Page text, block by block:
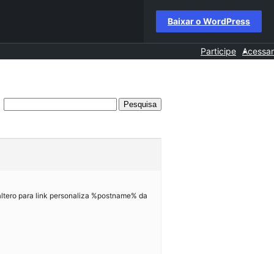
Baixar o WordPress
Participe Acessar
para link personaliza %postname% da